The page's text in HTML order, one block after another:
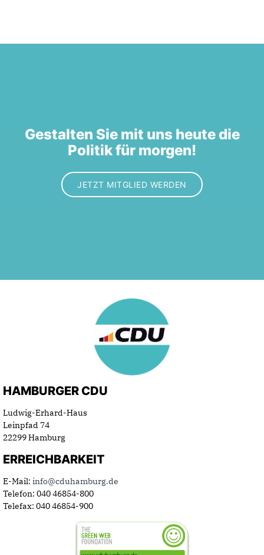
Gestalten Sie mit uns heute die
Politik für morgen!
JETZT MITGLIED WERDEN
HAMBURGER CDU
Ludwig-Erhard-Haus
Leinpfad 74
22299 Hamburg
ERREICHBARKEIT
E-Mail: info@cduhamburg.de
Telefon: 040 46854-800
Telefax: 040 46854-900